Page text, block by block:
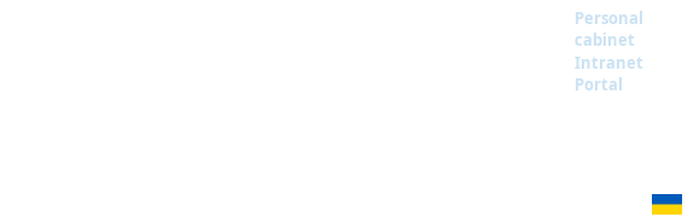
Personal
cabinet
Intranet
Portal